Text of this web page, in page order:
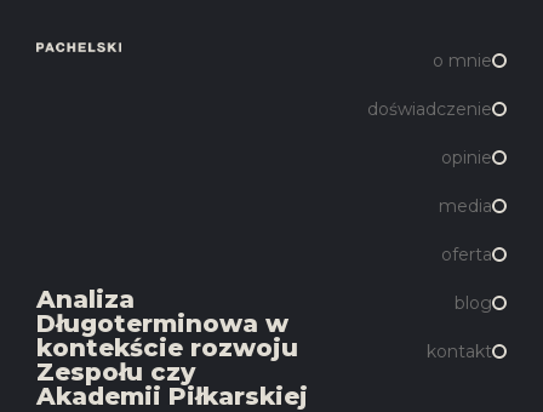
o mnie
doświadczenie
opinie
media
oferta
blog
kontakt
Analiza
Długoterminowa w
kontekście rozwoju
Zespołu czy
Akademii Piłkarskiej